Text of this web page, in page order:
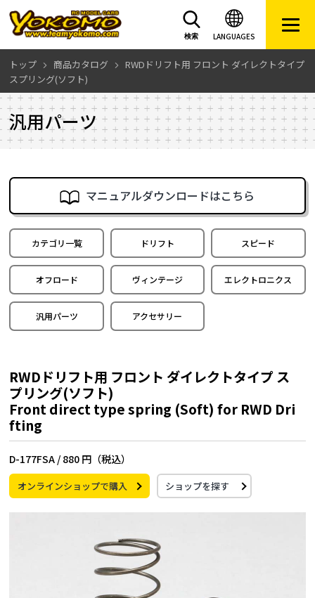
LANGUAGES
検索
トップ 商品カタログ
RWDドリフト用 フロント ダイレクトタイプ
スプリング(ソフト)
汎用パーツ
マニュアルダウンロードはこちら
カテゴリ一覧 ドリフト スピード
オフロード ヴィンテージ エレクトロニクス
汎用パーツ アクセサリー
RWDドリフト用 フロント ダイレクトタイプ ス
プリング(ソフト)
Front direct type spring (Soft) for RWD Dri
fting
D-177FSA / 880 円（税込）
オンラインショップで購入 ショップを探す